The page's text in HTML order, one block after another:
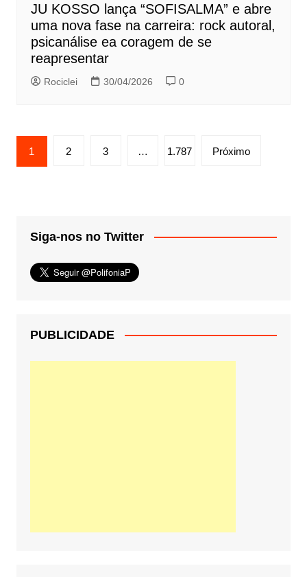
JU KOSSO lança “SOFISALMA” e abre
uma nova fase na carreira: rock autoral,
psicanálise ea coragem de se
reapresentar
Rociclei 30/04/2026 0
Paginação
de
1 2 3 … 1.787 Próximo
Siga-nos no Twitter
PUBLICIDADE